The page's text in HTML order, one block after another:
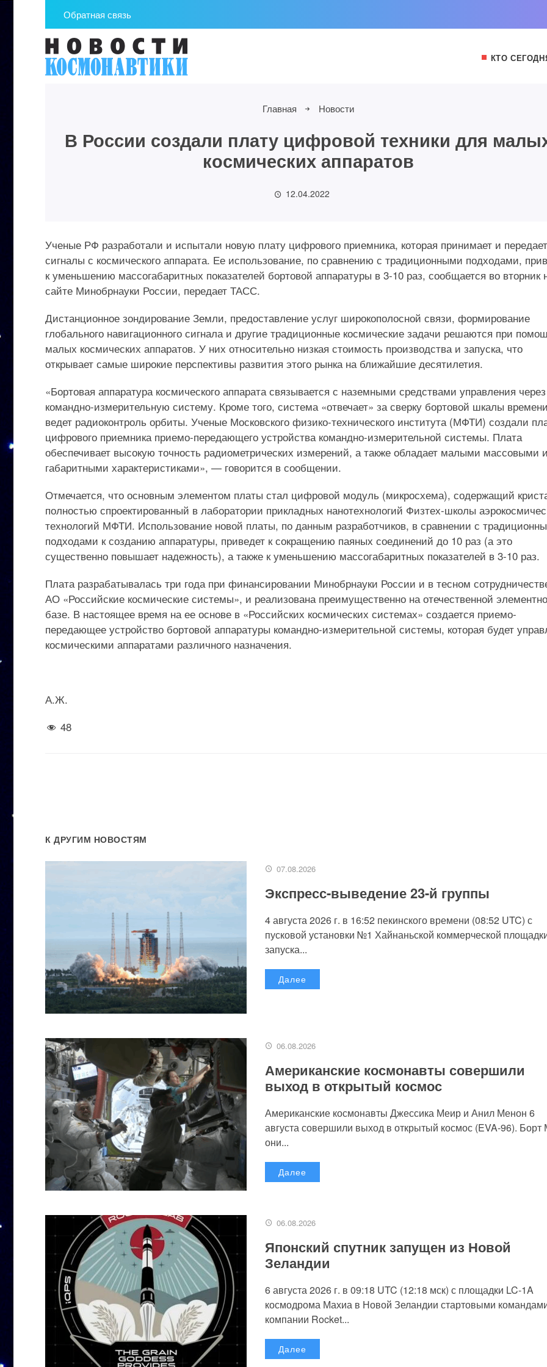
Обратная связь
КТО
Главная Новости
В России создали плату цифровой техники для
космических аппаратов
12.04.2022
Ученые РФ разработали и испытали новую плату цифрового приемника, которая принимает и передает
сигналы с космического аппарата. Ее использование, по сравнению с традиционными подходами,
к уменьшению массогабаритных показателей бортовой аппаратуры в 3-10 раз, сообщается во вторник
сайте Минобрнауки России, передает ТАСС.
Дистанционное зондирование Земли, предоставление услуг широкополосной связи, формирование
глобального навигационного сигнала и другие традиционные космические задачи решаются при
малых космических аппаратов. У них относительно низкая стоимость производства и запуска, что
открывает самые широкие перспективы развития этого рынка на ближайшие десятилетия.
«Бортовая аппаратура космического аппарата связывается с наземными средствами управления через
командно-измерительную систему. Кроме того, система «отвечает» за сверку бортовой шкалы
ведет радиоконтроль орбиты. Ученые Московского физико-технического института (МФТИ) создали
цифрового приемника приемо-передающего устройства командно-измерительной системы. Плата
обеспечивает высокую точность радиометрических измерений, а также обладает малыми массовыми
габаритными характеристиками», — говорится в сообщении.
Отмечается, что основным элементом платы стал цифровой модуль (микросхема), содержащий
полностью спроектированный в лаборатории прикладных нанотехнологий Физтех-школы
технологий МФТИ. Использование новой платы, по данным разработчиков, в сравнении с
подходами к созданию аппаратуры, приведет к сокращению паяных соединений до 10 раз (а это
существенно повышает надежность), а также к уменьшению массогабаритных показателей в 3-10 раз.
Плата разрабатывалась три года при финансировании Минобрнауки России и в тесном
АО «Российские космические системы», и реализована преимущественно на отечественной
базе. В настоящее время на ее основе в «Российских космических системах» создается приемо-
передающее устройство бортовой аппаратуры командно-измерительной системы, которая будет
космическими аппаратами различного назначения.
А.Ж.
48
К ДРУГИМ НОВОСТЯМ
07.08.2026
Экспресс-выведение 23-й группы
4 августа 2026 г. в 16:52 пекинского времени (08:52 UTC) с
пусковой установки №1 Хайнаньской коммерческой
запуска...
Далее
06.08.2026
Американские космонавты совершили
выход в открытый космос
Американские космонавты Джессика Меир и Анил Менон 6
августа совершили выход в открытый космос (EVA-96).
они...
Далее
06.08.2026
Японский спутник запущен из Новой
Зеландии
6 августа 2026 г. в 09:18 UTC (12:18 мск) с площадки LC-1A
космодрома Махиа в Новой Зеландии стартовыми
компании Rocket...
Далее